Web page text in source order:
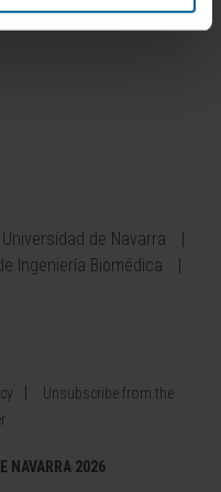
de Navarra
Ingeniería Biomédica
Unsubscribe from the
NAVARRA 2026